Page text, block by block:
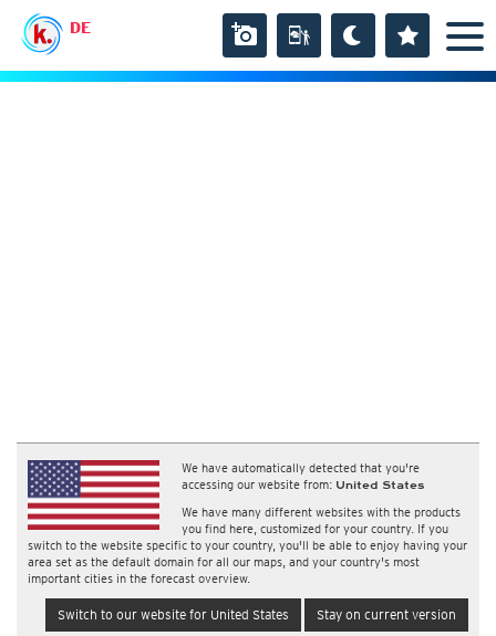
DE
We have automatically detected that you're
accessing our website from: United States
We have many different websites with the products
you find here, customized for your country. If you
switch to the website specific to your country, you'll be able to enjoy having your
area set as the default domain for all our maps, and your country's most
important cities in the forecast overview.
Switch to our website for United States Stay on current version